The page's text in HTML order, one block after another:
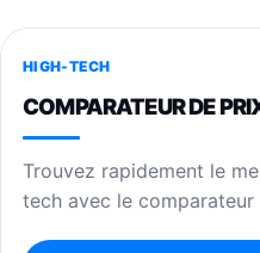
HIGH-TECH
COMPARATEUR DE
Trouvez rapidement le
tech avec le comparateur